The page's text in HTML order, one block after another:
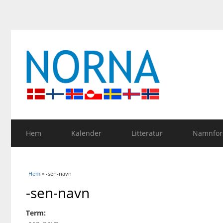
Hem Kalender Litteratur
Du är här
Hem » -sen-navn
-sen-navn
Term: